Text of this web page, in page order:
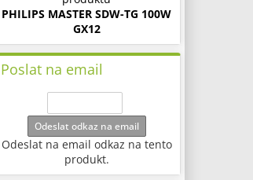
PHILIPS MASTER SDW-TG 100W
GX12
Poslat na email
Odeslat odkaz na email
Odeslat na email odkaz na tento
produkt.